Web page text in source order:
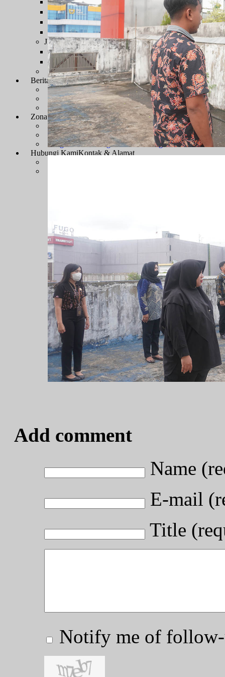
Sengketa Administrasi
Sengketa Informasi
Sengketa PTbPuKu
Sengketa Proses Pemilu
JDIH
JDIH Mahkamah Agung
JDIH PTUN Banjarmasin
e-Court
BeritaArtikel & Galeri
Berita Terkini & Pengumuman
Keikutsertaan Bimtek dan Diklat
Artikel
Zona IntegritasMenuju WBK-WBBM
SK Pembangunan Zona Integritas
Dokumen Pembangunan Zona Integritas
Kegiatan Pembangunan Zona Integritas
Hubungi KamiKontak & Alamat
Add comment
Name
E-mail
Title
Notify me of follow-